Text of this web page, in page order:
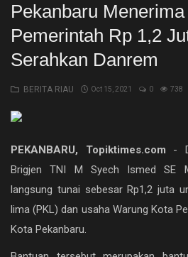
LINGKUNGAN
LINGKUNGAN
PEMERINTAHAN
PENDIDIKAN
PERISTIWA
RIAU
Rokan hilir
Pekanbaru
Pemerintah Rp 1,2
Serahkan Danrem
BERITA RIAU Oct 15, 2021 0 738
PEKANBARU, Topiktimes.com
-
Brigjen TNI M Syech Ismed SE
langsung tunai sebesar Rp1,2 juta
lima (PKL) dan usaha Warung Kota
Kota Pekanbaru.